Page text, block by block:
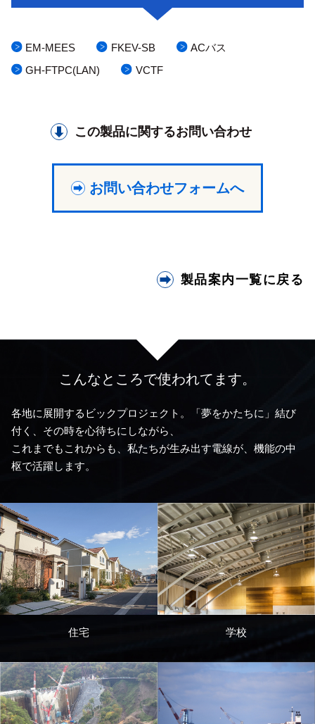
EM-MEES FKEV-SB
ACバス
GH-FTPC(LAN)
VCTF
この製品に関するお問い合わせ
お問い合わせフォームへ
製品案内一覧に戻る
こんなところで使われてます。
各地に展開するビックプロジェクト。「夢をかたちに」結び
付く、その時を心待ちにしながら、
これまでもこれからも、私たちが生み出す電線が、機能の中
枢で活躍します。
住宅 学校